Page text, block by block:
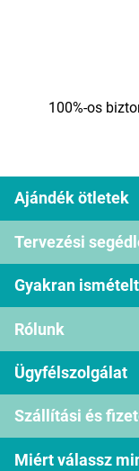
100%-os
Ajándék ötletek
Tervezési
Gyakran
Rólunk
Ügyfélszolgálat
Szállítási és
Miért válassz